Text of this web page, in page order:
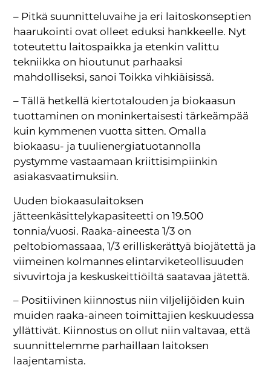
– Pitkä suunnitteluvaihe ja eri laitoskonseptien
haarukointi ovat olleet eduksi hankkeelle. Nyt
toteutettu laitospaikka ja etenkin valittu
tekniikka on hioutunut parhaaksi
mahdolliseksi, sanoi Toikka vihkiäisissä.
– Tällä hetkellä kiertotalouden ja biokaasun
tuottaminen on moninkertaisesti tärkeämpää
kuin kymmenen vuotta sitten. Omalla
biokaasu- ja tuulienergiatuotannolla
pystymme vastaamaan kriittisimpiinkin
asiakasvaatimuksiin.
Uuden biokaasulaitoksen
jätteenkäsittelykapasiteetti on 19.500
tonnia/vuosi. Raaka-aineesta 1/3 on
peltobiomassaaa, 1/3 erilliskerättyä biojätettä ja
viimeinen kolmannes elintarviketeollisuuden
sivuvirtoja ja keskuskeittiöiltä saatavaa jätettä.
– Positiivinen kiinnostus niin viljelijöiden kuin
muiden raaka-aineen toimittajien keskuudessa
yllättivät. Kiinnostus on ollut niin valtavaa, että
suunnittelemme parhaillaan laitoksen
laajentamista.